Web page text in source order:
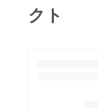
クト